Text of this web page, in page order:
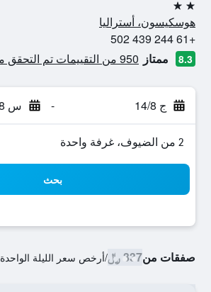
2 نجمتين
هوسكيسون، أستراليا
+61 244 439 502
8.3 ممتاز 950 من التقييمات تم التحقق منها
ج 14/8 - س 15/8
2 من الضيوف، غرفة واحدة
بحث
صفقات من337 ﷼ /أرخص سعر الليلة الواحدة